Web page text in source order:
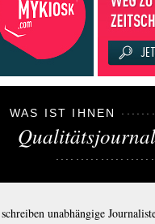
WAS IST IHNEN
unabhängige